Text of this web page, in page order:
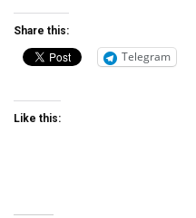
Share this:
Telegram
Like this: